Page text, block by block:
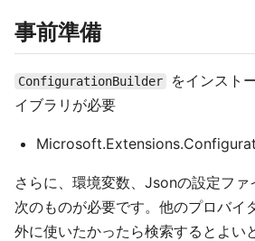
事前準備
ConfigurationBuilder
をインスト
イブラリが必要
さらに、環境変数、Jsonの設定ファ
次のものが必要です。他のプロバイ
外に使いたかったら検索するとよい